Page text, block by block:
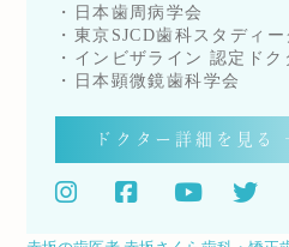
・日本歯周病学会
・東京SJCD歯科スタディ
・インビザライン 認定ドク
・日本顕微鏡歯科学会
ドクター詳細を見る